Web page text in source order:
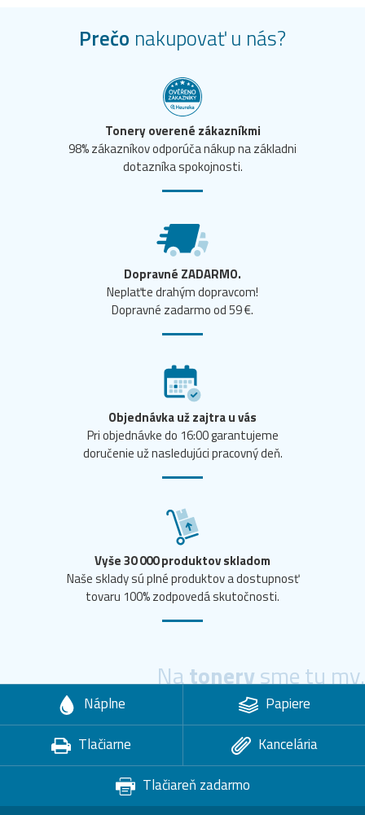
Prečo nakupovať u nás?
Tonery overené zákazníkmi
98% zákazníkov odporúča nákup na základni
dotazníka spokojnosti.
Dopravné ZADARMO.
Neplaťte drahým dopravcom!
Dopravné zadarmo od 59 €.
Objednávka už zajtra u vás
Pri objednávke do 16:00 garantujeme
doručenie už nasledujúci pracovný deň.
Vyše 30 000 produktov skladom
Naše sklady sú plné produktov a dostupnosť
tovaru 100% zodpovedá skutočnosti.
Natonerysme tu my.
Náplne
Papiere
Tlačiarne
Kancelária
Tlačiareň zadarmo